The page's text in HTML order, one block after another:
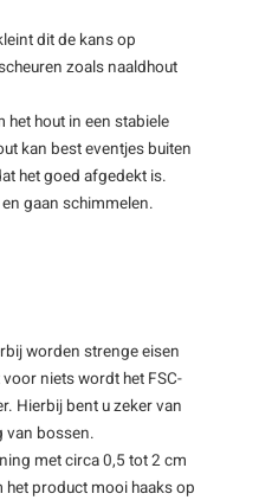
dit de kans op
zoals naaldhout
hout in een stabiele
kan best eventjes buiten
het goed afgedekt is.
gaan schimmelen.
worden strenge eisen
niets wordt het FSC-
Hierbij bent u zeker van
van bossen.
met circa 0,5 tot 2 cm
product mooi haaks op